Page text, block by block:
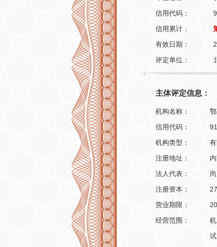
信用代码：
信用累计：
有效日期：
评定单位：
主体评定信息：
机构名称：
信用代码：
机构类型：
注册地址：
法人代表：
注册资本：
营业期限：
经营范围：